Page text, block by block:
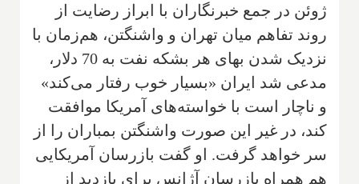
ژوئن در جمع خبرنگاران با ابراز رضایت از
روند تفاهم میان تهران و واشنگتن، هم‌زمان با
نزدیک شدن بهای هر بشکه نفت به 70 دلار،
مدعی شد ایران «بسیار خوب رفتار می‌کند»
و ناچار است با خواسته‌های آمریکا موافقت
کند، در غیر این صورت واشنگتن بمباران را از
سر خواهد گرفت. او گفت بازرسان آمریکایی
هم همراه بازرسان آژانس برای بازدید از